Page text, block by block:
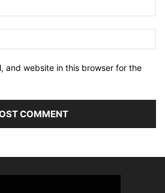
and website in this browser for the